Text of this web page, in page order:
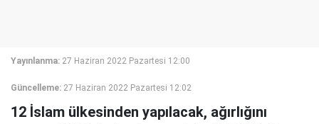
Yayınlanma: 27 Haziran 2022 Pazartesi 12:00
Güncelleme: 27 Haziran 2022 Pazartesi 12:02
12 İslam ülkesinden yapılacak, ağırlığını